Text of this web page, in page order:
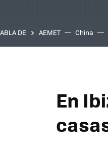
DE AEMET China
En